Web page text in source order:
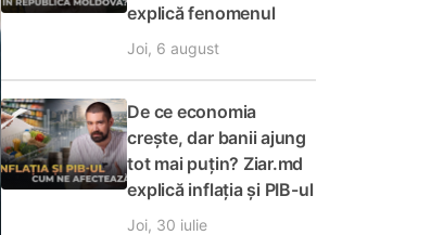
explică fenomenul
Joi, 6 august
De ce economia
crește, dar banii ajung
tot mai puțin? Ziar.md
explică inflația și PIB-ul
Joi, 30 iulie